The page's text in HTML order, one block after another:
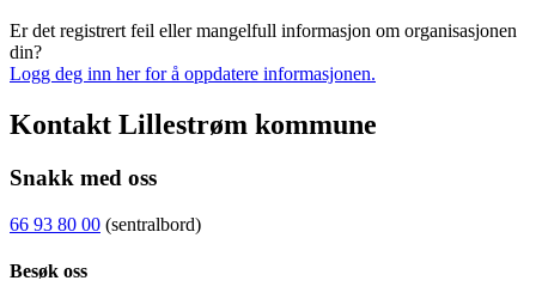
Er det registrert feil eller mangelfull informasjon om organisasjonen
din?
Logg deg inn her for å oppdatere informasjonen.
Kontakt Lillestrøm kommune
Snakk med oss
66 93 80 00 (sentralbord)
Besøk oss